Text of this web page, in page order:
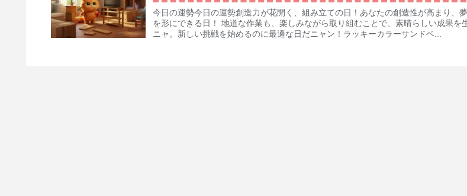
今日の運勢今日の運勢創造力が花開く、組み立ての日！あなたの創造性が高まり、
を形にできる日！ 地道な作業も、楽しみながら取り組むことで、素晴らしい成果を
ニャ。新しい挑戦を始めるのに最適な日だニャン！ラッキーカラーサンドベ...